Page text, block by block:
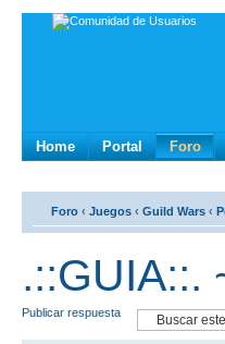
Home Portal Foro
Foro ‹ Juegos ‹ Guild Wars ‹
.::GUIA::.
Publicar respuesta